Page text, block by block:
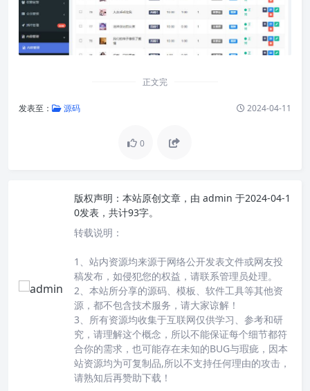
正文完
发表至： 源码 2024-04-11
0
版权声明： 本站原创文章，由 admin 于2024-04-1
0发表，共计93字。
转载说明：
1、站内资源均来源于网络公开发表文件或网友投
稿发布，如侵犯您的权益，请联系管理员处理。
2、本站所分享的源码、模板、软件工具等其他资
源，都不包含技术服务，请大家谅解！
3、所有资源均收集于互联网仅供学习、参考和研
究，请理解这个概念，所以不能保证每个细节都符
合你的需求，也可能存在未知的BUG与瑕疵，因本
站资源均为可复制品,所以不支持任何理由的攻击，
请熟知后再赞助下载！